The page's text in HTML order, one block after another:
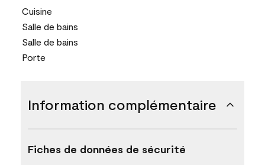
Cuisine
Salle de bains
Salle de bains
Porte
Information complémentaire
Fiches de données de sécurité